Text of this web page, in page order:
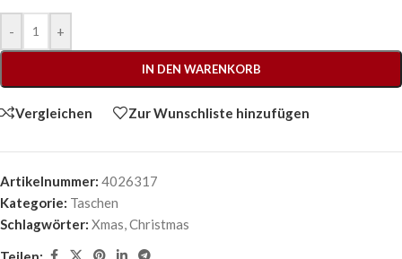
- +
IN DEN WARENKORB
Vergleichen Zur Wunschliste hinzufügen
Artikelnummer: 4026317
Kategorie: Taschen
Schlagwörter: Xmas,Christmas